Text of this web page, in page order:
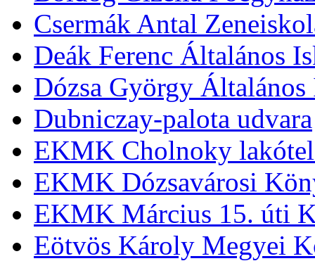
Csermák Antal
Deák Ferenc Általános
Dózsa György Általános
Dubniczay-palota udvara
EKMK Cholnoky
EKMK Dózsavárosi
EKMK Március 15. úti
Eötvös Károly Megyei